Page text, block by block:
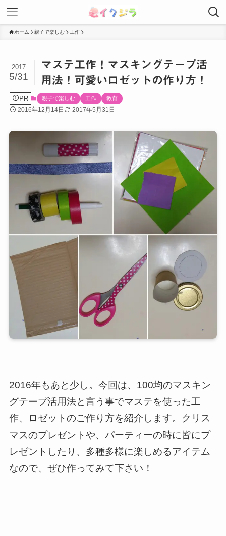
ホーム 親子で楽しむ 工作
マステ工作！マスキングテープ活
用法！可愛いロゼットの作り方！
2017
5/31
PR 親子で楽しむ 工作 教育
2016年12月14日 2017年5月31日
2016年もあと少し。今回は、100均のマスキン
グテープ活用法と言う事でマステを使った工
作、ロゼットのご作り方を紹介します。クリス
マスのプレゼントや、パーティーの時に皆にプ
レゼントしたり、多種多様に楽しめるアイテム
なので、ぜひ作ってみて下さい！